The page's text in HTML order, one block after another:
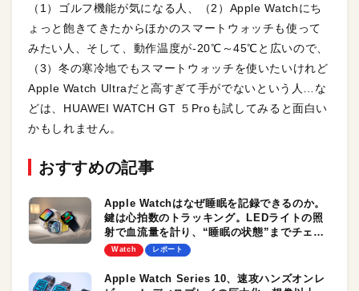
（1）ゴルフ機能が気になる人、（2）Apple Watchにち
ょっと飽きてきたからほかのスマートウォッチも使って
みたい人、そして、動作温度が-20℃～45℃と広いので、
（3）冬の寒冷地でもスマートウォッチを使いたいけれど
Apple Watch Ultraだと高すぎて手がでないという人…な
どは、HUAWEI WATCH GT ５Proも試してみると面白い
かもしれません。
おすすめの記事
Apple Watchはなぜ睡眠を記録できるのか。
鍵は心拍数のトラッキング。LEDライトの照
射で血流量を計り、“睡眠の状態”までチェッ
クしているらしい
Watch レポート
Apple Watch Series 10、速攻ハンズオンレ